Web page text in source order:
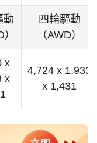
動
四輪驅動
（AWD）
x
x
4,724 x 1,933
x 1,431